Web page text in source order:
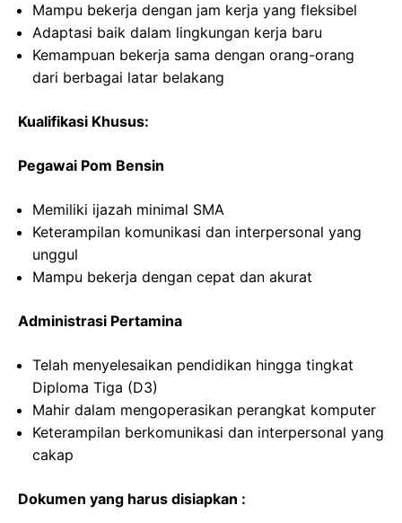
Mampu bekerja dengan jam kerja yang fleksibel
Adaptasi baik dalam lingkungan kerja baru
Kemampuan bekerja sama dengan orang-orang
dari berbagai latar belakang
Kualifikasi Khusus:
Pegawai Pom Bensin
Memiliki ijazah minimal SMA
Keterampilan komunikasi dan interpersonal yang
unggul
Mampu bekerja dengan cepat dan akurat
Administrasi Pertamina
Telah menyelesaikan pendidikan hingga tingkat
Diploma Tiga (D3)
Mahir dalam mengoperasikan perangkat komputer
Keterampilan berkomunikasi dan interpersonal yang
cakap
Dokumen yang harus disiapkan :